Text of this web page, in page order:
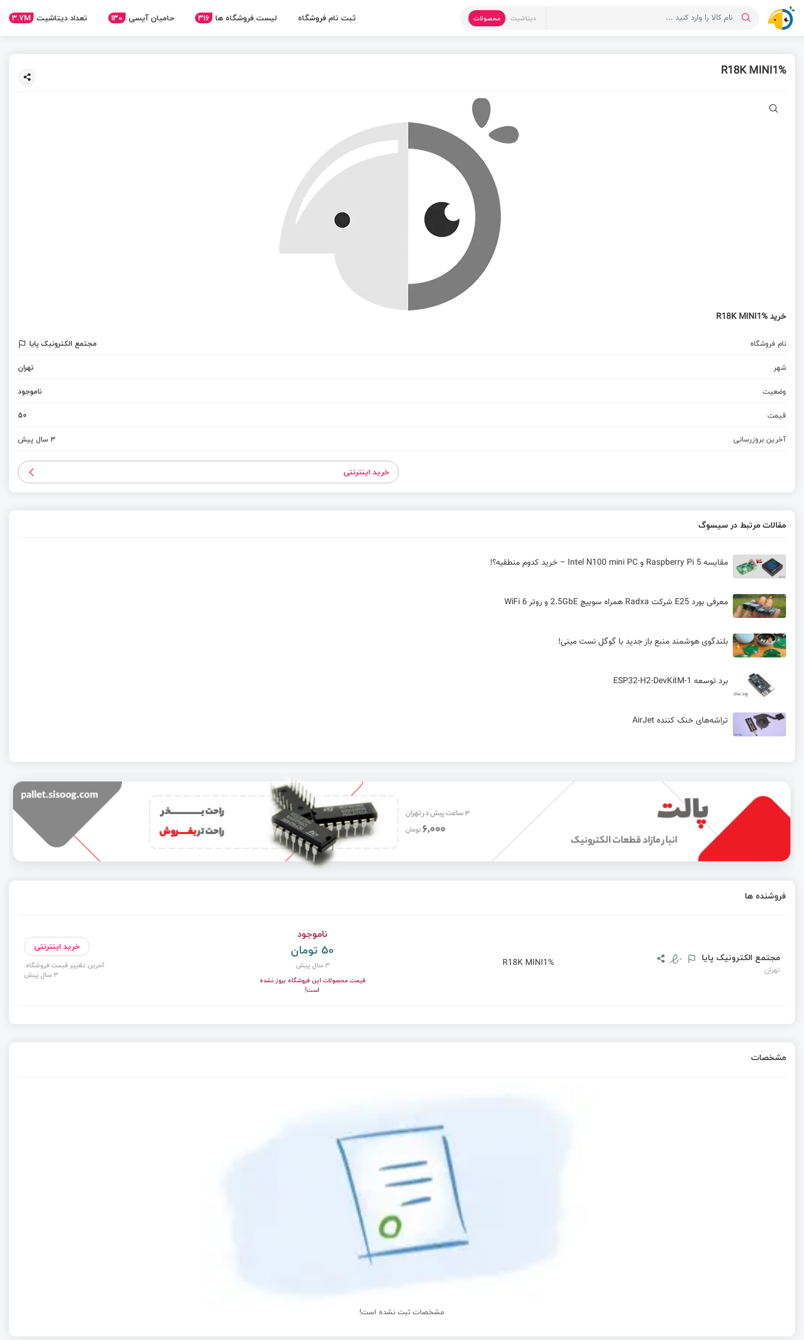
دیتاشیت محصولات ثبت نام فروشگاه لیست فروشگاه ها 316 حامیان آیسی 130 تعداد دیتاشیت 3.7M
R18K MINI1%
خرید R18K MINI1%
نام فروشگاه
مجتمع الکترونیک پایا
شهر
تهران
وضعیت
ناموجود
قیمت
50
آخرین بروزرسانی
3 سال پیش
خرید اینترنتی
مقالات مرتبط در سیسوگ
مقایسه Raspberry Pi 5 و Intel N100 mini PC – خرید کدوم منطقیه؟!
معرفی بورد E25 شرکت Radxa همراه سوییچ 2.5GbE و روتر WiFi 6
بلندگوی هوشمند منبع باز جدید با گوگل نست مینی!
برد توسعه ESP32-H2-DevKitM-1
تراشه‌های خنک کننده AirJet
معرفی مینی‌کامپیوتر T9 Plus
عرضه وب اپلیکیشن ESP ZeroCode
فروشنده ها
مجتمع الکترونیک پایا
تهران
R18K MINI1%
ناموجود
50 تومان
3 سال پیش
قیمت محصولات این فروشگاه بروز نشده
است!
خرید اینترنتی
آخرین تغییر قیمت فروشگاه:
3 سال پیش
مشخصات
مشخصات ثبت نشده است!